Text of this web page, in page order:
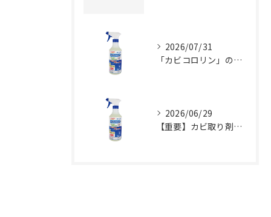
2026/07/31
「カビコロリン」のご注文に伴う配送会社変更および配送料金値下げのお知らせ
2026/06/29
【重要】カビ取り剤「カビコロリン」価格改定のお知らせ